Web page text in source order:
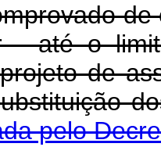
- até o
de
pelo